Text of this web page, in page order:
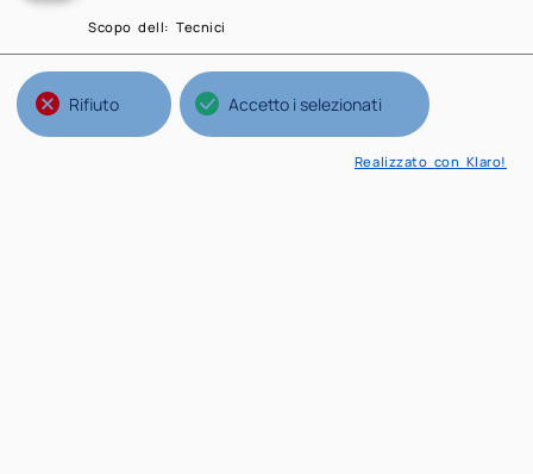
Scopo dell:Tecnici
Rifiuto Accetto i selezionati
Realizzato con Klaro!